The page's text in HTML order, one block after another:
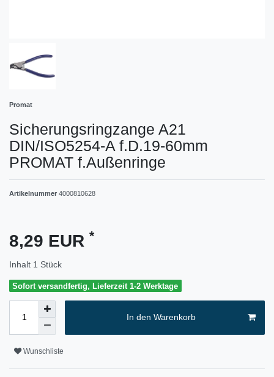
Promat
Sicherungsringzange A21
DIN/ISO5254-A f.D.19-60mm
PROMAT f.Außenringe
Artikelnummer 4000810628
8,29 EUR *
Inhalt 1 Stück
Sofort versandfertig, Lieferzeit 1-2 Werktage
In den Warenkorb
Wunschliste